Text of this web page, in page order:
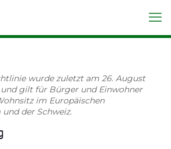
wurde zuletzt am 26. August
gilt für Bürger und Einwohner
im Europäischen
der Schweiz.